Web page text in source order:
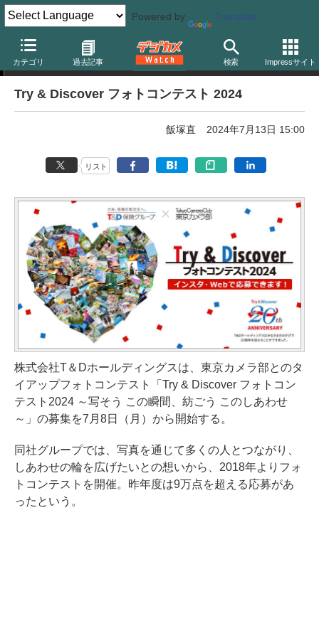
Powered by Translate
カテゴリ 過去記事 検索 Impressサイト
フォトコンテスト
Try & Discover フォトコンテスト 2024
飯塚直 2024年7月13日 15:00
リスト
株式会社T＆Dホールディングスは、東京カメラ部とのタ
イアップフォトコンテスト「Try & Discover フォトコン
テスト2024 ～写そう この瞬間、紡ごう このしあわせ
～」の募集を7月8日（月）から開始する。
同社グループでは、写真を通じて多くの人とつながり、
しあわせの輪を広げたいとの想いから、2018年よりフォ
トコンテストを開催。昨年度は9万点を超える応募があ
ったという。